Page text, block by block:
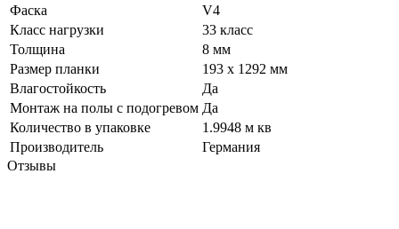
Фаска
V4
Класс нагрузки
33 класс
Толщина
8 мм
Размер планки
193 x 1292 мм
Влагостойкость
Да
Монтаж на полы с подогревом Да
Количество в упаковке
1.9948 м кв
Производитель
Германия
Отзывы